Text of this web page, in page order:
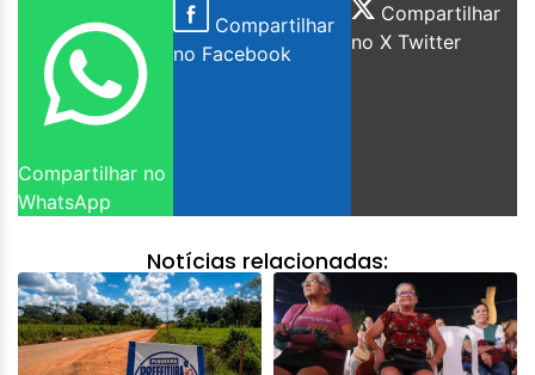
Compartilhar no
WhatsApp
Compartilhar
no Facebook
Compartilhar
no X Twitter
Notícias relacionadas: